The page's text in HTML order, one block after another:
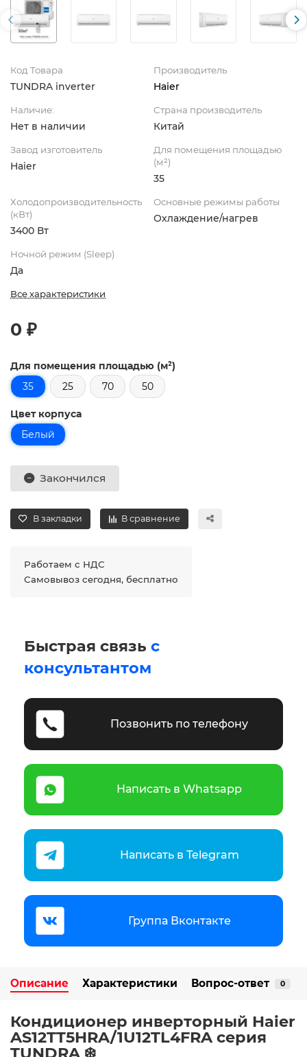
Код Товара
TUNDRA inverter
Производитель
Haier
Наличие:
Нет в наличии
Страна производитель
Китай
Завод изготовитель
Haier
Для помещения площадью
(м²)
35
Холодопроизводительность
(кВт)
3400 Вт
Основные режимы работы
Охлаждение/нагрев
Ночной режим (Sleep)
Да
Все характеристики
0 ₽
Для помещения площадью (м²)
35
25 70 50
Цвет корпуса
Белый
Закончился
В закладки В сравнение
Работаем с НДС
Самовывоз сегодня, бесплатно
Быстрая связь с
консультантом
Позвонить по телефону
Написать в Whatsapp
Написать в Telegram
Группа Вконтакте
Описание Характеристики Вопрос-ответ 0
Кондиционер инверторный Haier
AS12TT5HRA/1U12TL4FRA серия
TUNDRA ❄️